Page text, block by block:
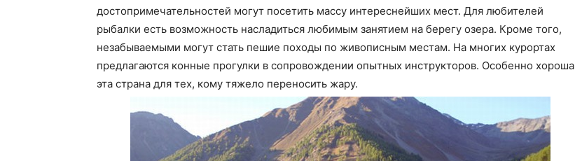
достопримечательностей могут посетить массу интереснейших мест. Для любителей
рыбалки есть возможность насладиться любимым занятием на берегу озера. Кроме того,
незабываемыми могут стать пешие походы по живописным местам. На многих курортах
предлагаются конные прогулки в сопровождении опытных инструкторов. Особенно хороша
эта страна для тех, кому тяжело переносить жару.